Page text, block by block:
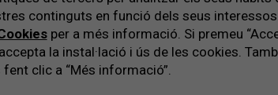
continguts en funció dels seus
per a més informació. Si premeu
la instal·lació i ús de les cookies.
clic a “Més informació”.